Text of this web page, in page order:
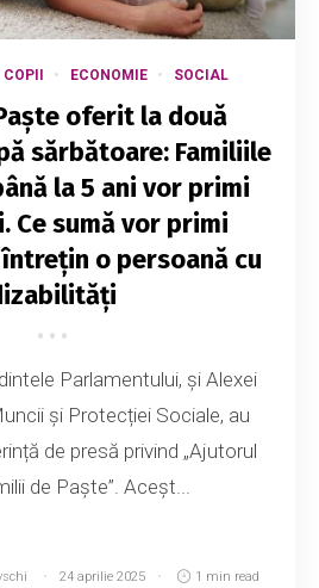
COPII ECONOMIE SOCIAL
oferit la două
sărbătoare: Familiile
la 5 ani vor primi
Ce sumă vor primi
o persoană cu
Parlamentului, și Alexei
și Protecției Sociale, au
de presă privind „Ajutorul
de Paște”. Aceșt...
24 aprilie 2025 1 min read